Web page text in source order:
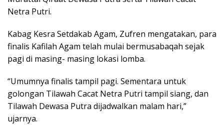
Netra Putri.
Kabag Kesra Setdakab Agam, Zufren mengatakan, para
finalis Kafilah Agam telah mulai bermusabaqah sejak
pagi di masing- masing lokasi lomba.
“Umumnya finalis tampil pagi. Sementara untuk
golongan Tilawah Cacat Netra Putri tampil siang, dan
Tilawah Dewasa Putra dijadwalkan malam hari,”
ujarnya.